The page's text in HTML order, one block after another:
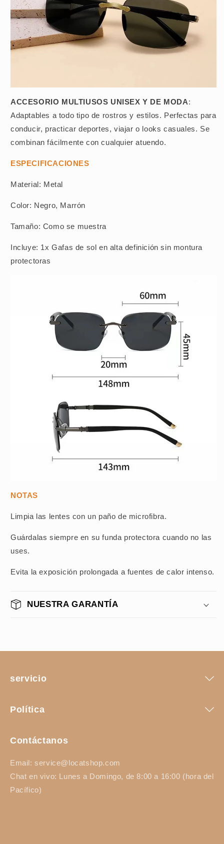
ACCESORIO MULTIUSOS UNISEX Y DE MODA:
Adaptables a todo tipo de rostros y estilos. Perfectas para
conducir, practicar deportes, viajar o looks casuales. Se
combinan fácilmente con cualquier atuendo.
ESPECIFICACIONES
Material: Metal
Color: Negro, Marrón
Tamaño: Como se muestra
Incluye: 1x Gafas de sol en alta definición sin montura
protectoras
NOTAS
Limpia las lentes con un paño de microfibra.
Guárdalas siempre en su funda protectora cuando no las
uses.
Evita la exposición prolongada a fuentes de calor intenso.
NUESTRA GARANTÍA
servicio
Política
Contáctanos
Email: service@locatshop.com
Chat en vivo: Lunes a Domingo, de 8:00 a 16:00 (hora del
Pacífico)